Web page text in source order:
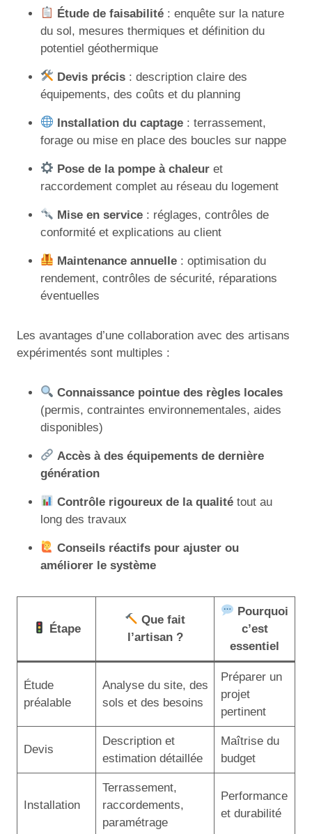
Étude de faisabilité : enquête sur la nature
du sol, mesures thermiques et définition du
potentiel géothermique
Devis précis : description claire des
équipements, des coûts et du planning
Installation du captage : terrassement,
forage ou mise en place des boucles sur nappe
Pose de la pompe à chaleur et
raccordement complet au réseau du logement
Mise en service : réglages, contrôles de
conformité et explications au client
Maintenance annuelle : optimisation du
rendement, contrôles de sécurité, réparations
éventuelles
Les avantages d’une collaboration avec des artisans
expérimentés sont multiples :
Connaissance pointue des règles locales
(permis, contraintes environnementales, aides
disponibles)
Accès à des équipements de dernière
génération
Contrôle rigoureux de la qualité tout au
long des travaux
Conseils réactifs pour ajuster ou
améliorer le système
Étape
Que fait
l’artisan ?
Pourquoi
c’est
essentiel
Étude
préalable
Analyse du site, des
sols et des besoins
Préparer un
projet
pertinent
Devis
Description et
estimation détaillée
Maîtrise du
budget
Installation
Terrassement,
raccordements,
paramétrage
Performance
et durabilité